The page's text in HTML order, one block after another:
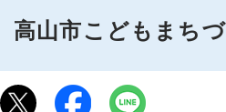
高山市こどもまち